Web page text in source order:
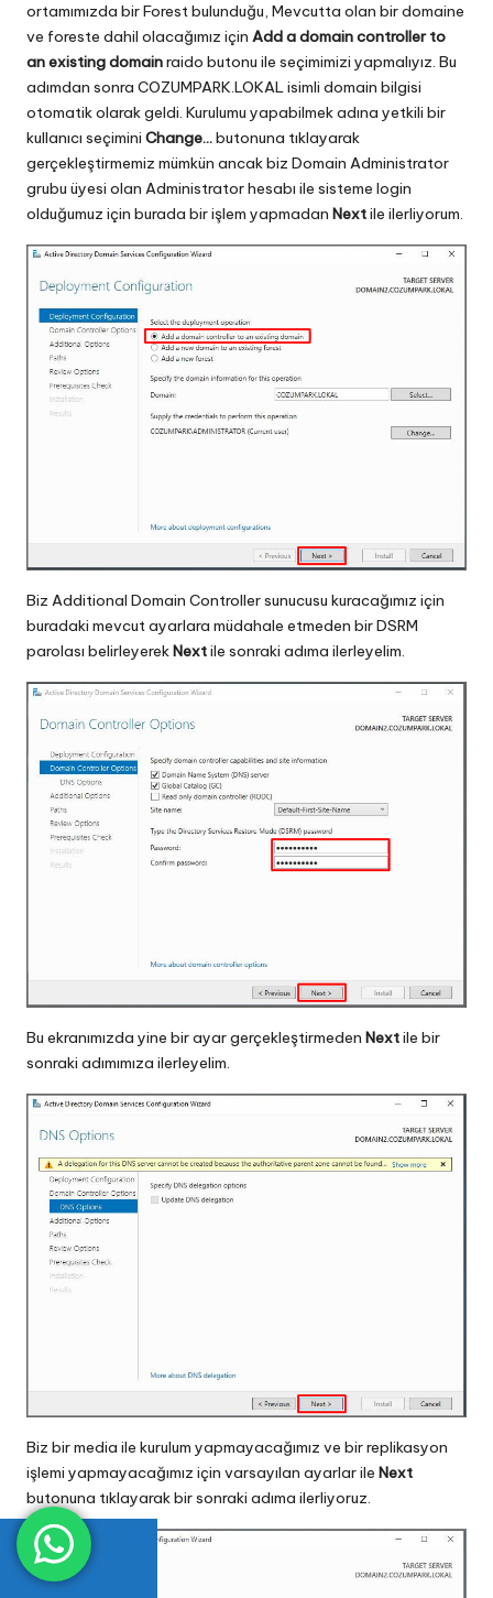
ortamımızda bir Forest bulunduğu, Mevcutta olan bir domaine
ve foreste dahil olacağımız için Add a domain controller to
an existing domainraido butonu ile seçimimizi yapmalıyız. Bu
adımdan sonra COZUMPARK.LOKAL isimli domain bilgisi
otomatik olarak geldi. Kurulumu yapabilmek adına yetkili bir
kullanıcı seçimini Change…butonuna tıklayarak
gerçekleştirmemiz mümkün ancak biz Domain Administrator
grubu üyesi olan Administrator hesabı ile sisteme login
olduğumuz için burada bir işlem yapmadan Nextile ilerliyorum.
Biz Additional Domain Controller sunucusu kuracağımız için
buradaki mevcut ayarlara müdahale etmeden bir DSRM
parolası belirleyerekNextile sonraki adıma ilerleyelim.
Bu ekranımızda yine bir ayar gerçekleştirmeden Nextile bir
sonraki adımımıza ilerleyelim.
Biz bir media ile kurulum yapmayacağımız ve bir replikasyon
işlemi yapmayacağımız için varsayılan ayarlar ile Next
butonuna tıklayarak bir sonraki adıma ilerliyoruz.